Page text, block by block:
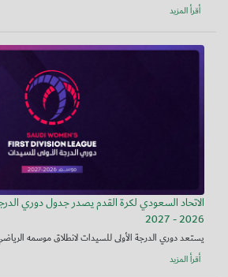
أقرأ المزيد
الاتحاد السعودي لكرة القدم يصدر جدول دوري
2026 - 2027
يستعد دوري الدرجة الأولى للسيدات لانطلاق موسمه الرياضي 2026–2027،
أقرأ المزيد